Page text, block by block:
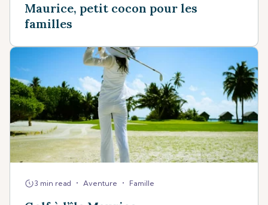
Maurice, petit cocon pour les
familles
3 min read • Aventure • Famille